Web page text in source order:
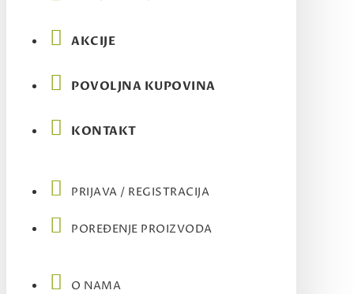
AKCIJE
POVOLJNA KUPOVINA
KONTAKT
PRIJAVA / REGISTRACIJA
POREĐENJE PROIZVODA
O NAMA